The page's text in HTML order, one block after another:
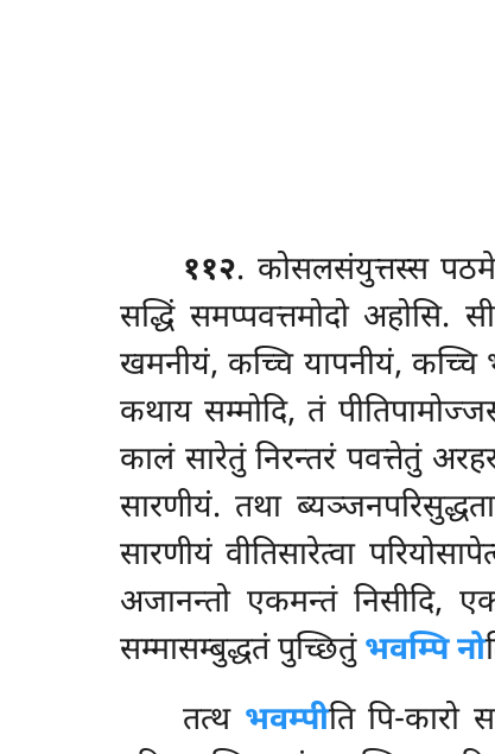
११२. कोसलसंयुत्तस्स
सद्धिं समप्पवत्तमोदो
खमनीयं, कच्चि यापनीयं, कच्चि
कथाय सम्मोदि, तं
कालं सारेतुं निरन्तरं पवत्तेतुं
सारणीयं. तथा
सारणीयं वीतिसारेत्वा
अजानन्तो एकमन्तं निसीदि,
सम्मासम्बुद्धतं पुच्छितुं भवम्पि नो
तत्थ भवम्पीति पि-कारो